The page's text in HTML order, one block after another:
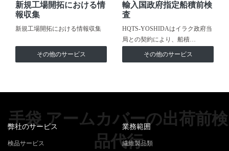
新規工場開拓における情
報収集
新規工場開拓における情報収集
その他のサービス
輸入国政府指定船積前検
査
HQTS-YOSHIDAはイラク政府当
局との契約により、船積…
その他のサービス
手袋 アームカバーの出荷前検
品代行
弊社のサービス
検品サービス
業務範囲
繊維製品類